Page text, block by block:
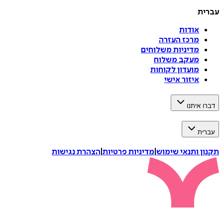
עברית
אודות
מרכז העזרה
מדיניות משלוחים
מעקב משלוח
מועדון לקוחות
איזור אישי
דברו איתנו
עברית
תקנון ותנאי שימוש מדיניות פרטיות הצהרת נגישות